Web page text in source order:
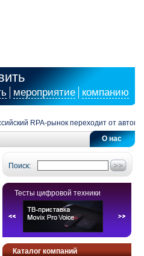
мероприятие компанию
RPA-рынок переходит от
О нас
Поиск:
Тесты цифровой техники
Каталог компаний